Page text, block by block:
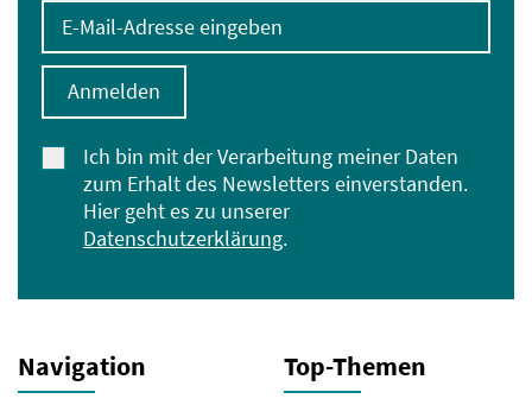
E-Mail-Adresse eingeben
Ich bin mit der Verarbeitung meiner Daten
zum Erhalt des Newsletters einverstanden.
Hier geht es zu unserer
Datenschutzerklärung.
Anmelden
Navigation Top-Themen